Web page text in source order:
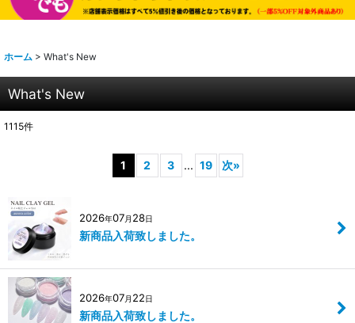
ホーム > What's New
What's New
1115件
1 2 3 ... 19 次»
2026年07月 28日
新商品入荷致しました。
2026年07月 22日
新商品入荷致しました。